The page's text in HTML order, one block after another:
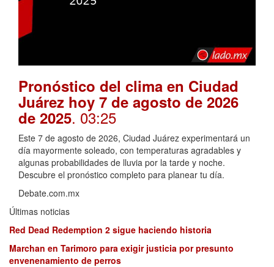
Pronóstico del clima en Ciudad
Juárez hoy 7 de agosto de 2026
de 2025. 03:25
Este 7 de agosto de 2026, Ciudad Juárez experimentará un
día mayormente soleado, con temperaturas agradables y
algunas probabilidades de lluvia por la tarde y noche.
Descubre el pronóstico completo para planear tu día.
Debate.com.mx
Últimas noticias
Red Dead Redemption 2 sigue haciendo historia
Marchan en Tarimoro para exigir justicia por presunto
envenenamiento de perros